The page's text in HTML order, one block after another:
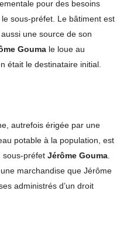
pour des besoins
sous-préfet. Le bâtiment est
une source de son
Gouma le loue au
était le destinataire initial.
autrefois érigée par une
potable à la population, est
sous-préfet Jérôme Gouma.
marchandise que Jérôme
administrés d’un droit